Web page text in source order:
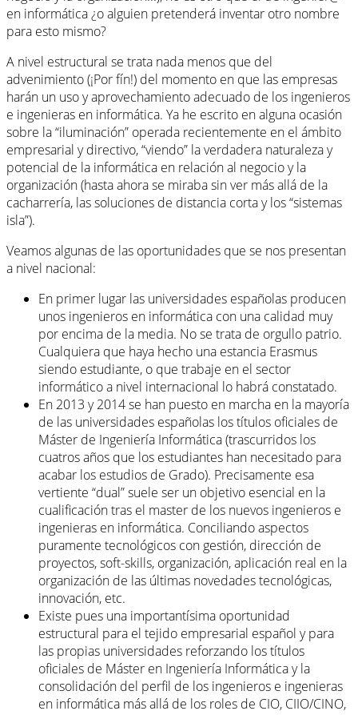
en informática ¿o alguien pretenderá inventar otro nombre
para esto mismo?
A nivel estructural se trata nada menos que del
advenimiento (¡Por fín!) del momento en que las empresas
harán un uso y aprovechamiento adecuado de los ingenieros
e ingenieras en informática. Ya he escrito en alguna ocasión
sobre la “iluminación” operada recientemente en el ámbito
empresarial y directivo, “viendo” la verdadera naturaleza y
potencial de la informática en relación al negocio y la
organización (hasta ahora se miraba sin ver más allá de la
cacharrería, las soluciones de distancia corta y los “sistemas
isla”).
Veamos algunas de las oportunidades que se nos presentan
a nivel nacional:
En primer lugar las universidades españolas producen
unos ingenieros en informática con una calidad muy
por encima de la media. No se trata de orgullo patrio.
Cualquiera que haya hecho una estancia Erasmus
siendo estudiante, o que trabaje en el sector
informático a nivel internacional lo habrá constatado.
En 2013 y 2014 se han puesto en marcha en la mayoría
de las universidades españolas los títulos oficiales de
Máster de Ingeniería Informática (trascurridos los
cuatros años que los estudiantes han necesitado para
acabar los estudios de Grado). Precisamente esa
vertiente “dual” suele ser un objetivo esencial en la
cualificación tras el master de los nuevos ingenieros e
ingenieras en informática. Conciliando aspectos
puramente tecnológicos con gestión, dirección de
proyectos, soft-skills, organización, aplicación real en la
organización de las últimas novedades tecnológicas,
innovación, etc.
Existe pues una importantísima oportunidad
estructural para el tejido empresarial español y para
las propias universidades reforzando los títulos
oficiales de Máster en Ingeniería Informática y la
consolidación del perfil de los ingenieros e ingenieras
en informática más allá de los roles de CIO, CIIO/CINO,